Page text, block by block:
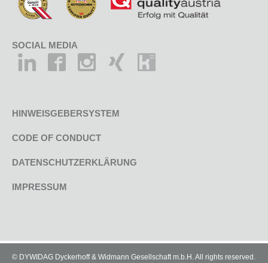
SOCIAL MEDIA
HINWEISGEBERSYSTEM
CODE OF CONDUCT
DATENSCHUTZERKLÄRUNG
IMPRESSUM
© DYWIDAG Dyckerhoff & Widmann Gesellschaft m.b.H. All rights reserved.